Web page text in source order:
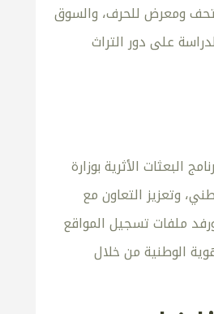
تصوراً لاستثمار الحصن كمتحف ومعرض للحرف، والسوق
على دور التراث
البعثات الأثرية بوزارة
وتعزيز التعاون مع
ملفات تسجيل المواقع
الوطنية من خلال